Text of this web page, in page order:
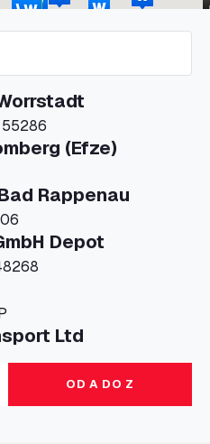
(Efze)
Rappenau
Depot
Straße 3, , 48268
Ltd
5GA
ParkingOD A DO Z